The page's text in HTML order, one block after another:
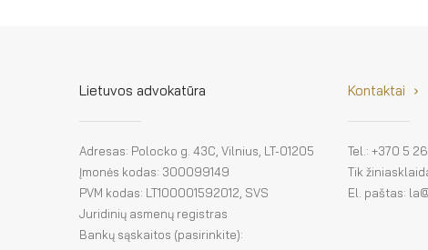
Lietuvos advokatūra
Adresas: Polocko g. 43C, Vilnius, LT-01205
Įmonės kodas: 300099149
PVM kodas: LT100001592012, SVS
Juridinių asmenų registras
Bankų sąskaitos (pasirinkite):
Kontaktai
Tel.: +370 5
Tik
El. paštas: